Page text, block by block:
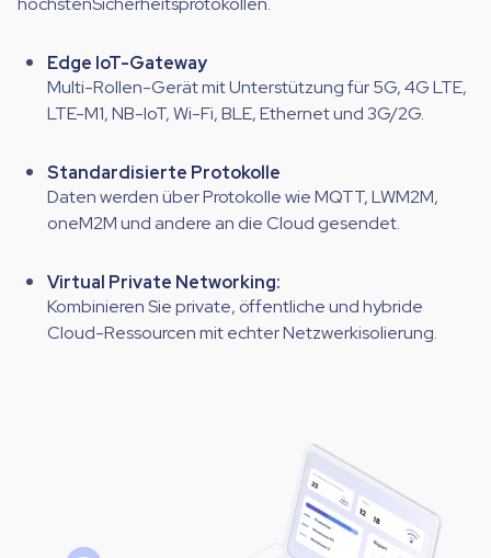
Edge IoT-Gateway
Multi-Rollen-Gerät mit Unterstützung für 5G, 4G LTE,
LTE-M1, NB-IoT, Wi-Fi, BLE, Ethernet und 3G/2G.
Standardisierte Protokolle
Daten werden über Protokolle wie MQTT, LWM2M,
oneM2M und andere an die Cloud gesendet.
Virtual Private Networking:
Kombinieren Sie private, öffentliche und hybride
Cloud-Ressourcen mit echter Netzwerkisolierung.